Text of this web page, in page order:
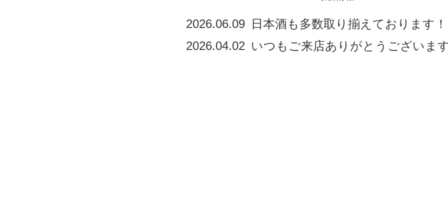
2026.06.09
日本酒も多数取り揃えております！
2026.04.02 いつもご来店ありがとうございま